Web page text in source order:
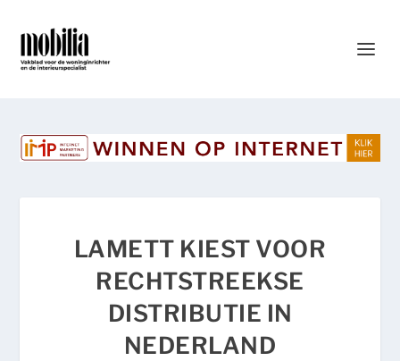
LAMETT KIEST VOOR
RECHTSTREEKSE
DISTRIBUTIE IN
NEDERLAND